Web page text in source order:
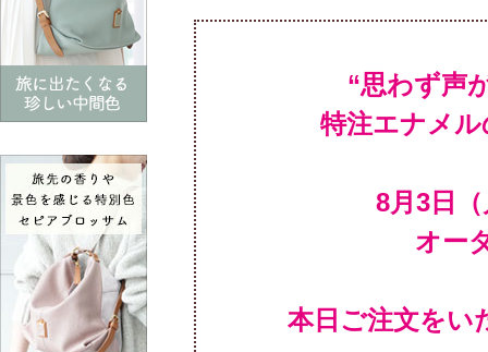
“思わず声
特注エナメ
オー
本日ご注文をい